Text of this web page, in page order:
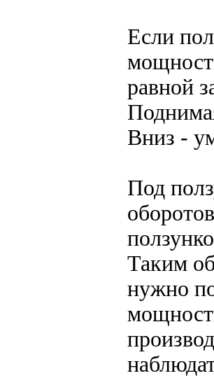
Если
равной
Вниз -
Под
Таким
нужно